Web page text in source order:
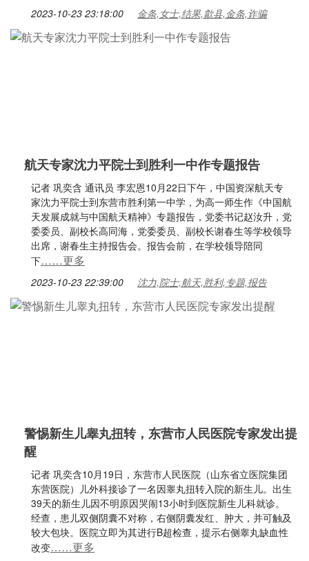
2023-10-23 23:18:00 金条,女士,结果,歙县,金条,诈骗
航天专家沈力平院士到胜利一中作专题报告
记者 巩奕含 通讯员 李宏恩10月22日下午，中国资深航天专
家沈力平院士到东营市胜利第一中学，为高一师生作《中国航
天发展成就与中国航天精神》专题报告，党委书记赵汝升，党
委委员、副校长高同海，党委委员、副校长谢春生等学校领导
出席，谢春生主持报告会。报告会前，在学校领导陪同
下……更多
2023-10-23 22:39:00 沈力,院士,航天,胜利,专题,报告
警惕新生儿睾丸扭转，东营市人民医院专家发出提
醒
记者 巩奕含10月19日，东营市人民医院（山东省立医院集团
东营医院）儿外科接诊了一名因睾丸扭转入院的新生儿。出生
39天的新生儿因不明原因哭闹13小时到医院新生儿科就诊。
经查，患儿双侧阴囊不对称，右侧阴囊发红、肿大，并可触及
较大包块。医院立即为其进行B超检查，提示右侧睾丸缺血性
改变……更多